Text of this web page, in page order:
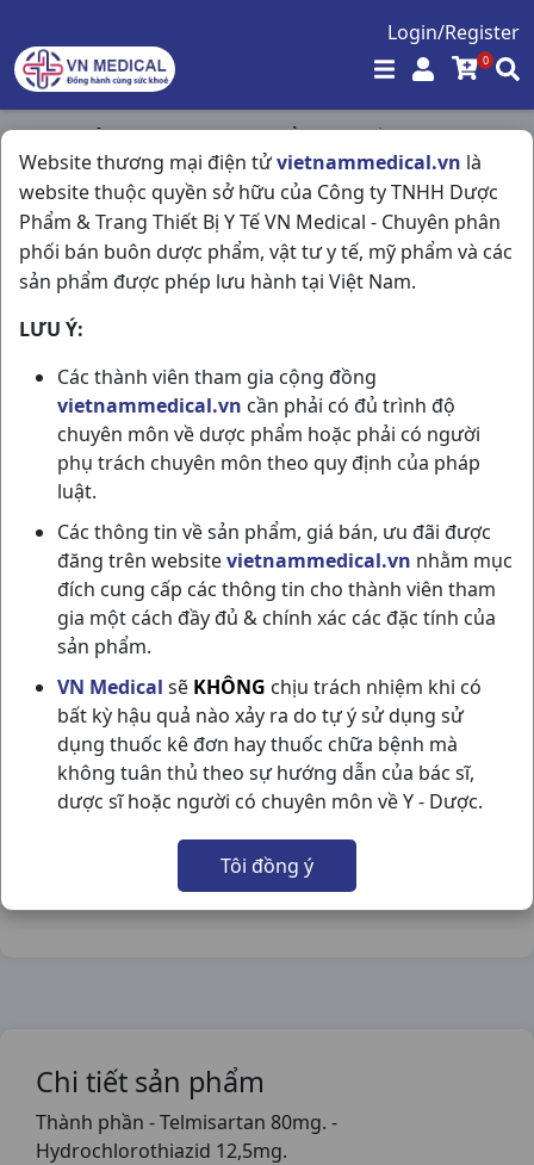
Login/Register
0
Website thương mại điện tửvietnammedical.vn là
website thuộc quyền sở hữu của Công ty TNHH Dược
Phẩm & Trang Thiết Bị Y Tế VN Medical - Chuyên phân
phối bán buôn dược phẩm, vật tư y tế, mỹ phẩm và các
sản phẩm được phép lưu hành tại Việt Nam.
LƯU Ý:
Các thành viên tham gia cộng đồng
vietnammedical.vn cần phải có đủ trình độ
chuyên môn về dược phẩm hoặc phải có người
phụ trách chuyên môn theo quy định của pháp
luật.
Các thông tin về sản phẩm, giá bán, ưu đãi được
đăng trên websitevietnammedical.vn nhằm mục
đích cung cấp các thông tin cho thành viên tham
gia một cách đầy đủ & chính xác các đặc tính của
sản phẩm.
VN Medical sẽ KHÔNG chịu trách nhiệm khi có
bất kỳ hậu quả nào xảy ra do tự ý sử dụng sử
dụng thuốc kê đơn hay thuốc chữa bệnh mà
không tuân thủ theo sự hướng dẫn của bác sĩ,
dược sĩ hoặc người có chuyên môn về Y - Dược.
Tôi đồng ý
Trang chủ / Tim Mạch - Lợi Tiểu- Nội Tiết /
Telzid 80/12.5mg H60vn Medisun
TELZID 80/12.5MG H60VN MEDISUN
NSX:Medisun
Nhóm hàng:Tim Mạch - Lợi Tiểu- Nội Tiết,
Chia sẻ qua mạng xã hội:
Chi tiết sản phẩm
Thành phần - Telmisartan 80mg. -
Hydrochlorothiazid 12,5mg.